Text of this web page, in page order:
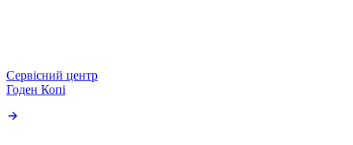
Сервісний центр
Годен Копі